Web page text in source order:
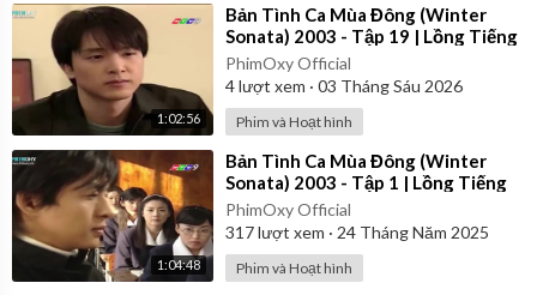
1:02:56
⁣Bản Tình Ca Mùa Đông (Winter
Sonata) 2003 - Tập 19 | Lồng Tiếng
PhimOxy Official
4lượt xem · 03 Tháng Sáu 2026
Phim và Hoạt hình
1:04:48
⁣Bản Tình Ca Mùa Đông (Winter
Sonata) 2003 - Tập 1 | Lồng Tiếng
PhimOxy Official
317lượt xem · 24 Tháng Năm 2025
Phim và Hoạt hình